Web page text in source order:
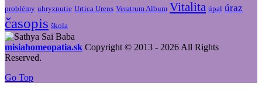
problémy uhryznutie Urtica Urens Veratrum Album Vitalita úpal úraz
časopis škola
misiahomeopatia.sk Copyright © 2013 - 2026 All Rights
Reserved.
Go Top